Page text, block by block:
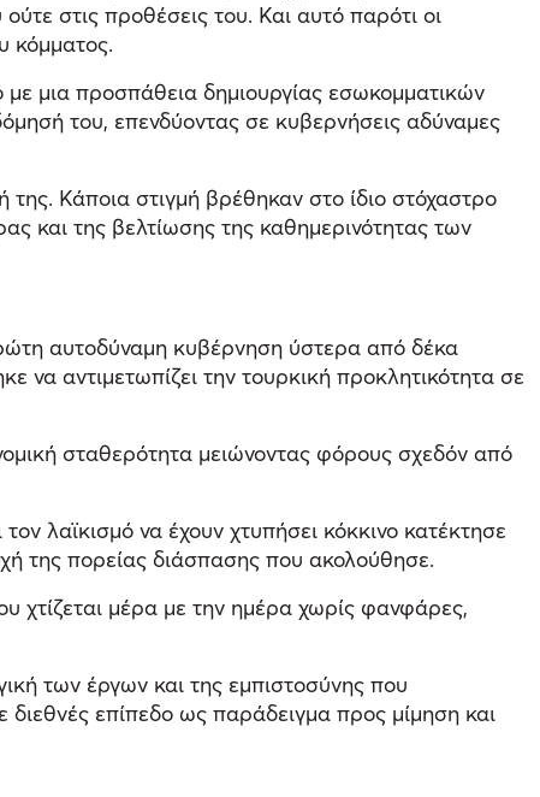
στις προθέσεις του. Και αυτό παρότι οι
κόμματος.
μια προσπάθεια δημιουργίας εσωκομματικών
του, επενδύοντας σε κυβερνήσεις αδύναμες
Κάποια στιγμή βρέθηκαν στο ίδιο στόχαστρο
και της βελτίωσης της καθημερινότητας των
αυτοδύναμη κυβέρνηση ύστερα από δέκα
να αντιμετωπίζει την τουρκική προκλητικότητα σε
σταθερότητα μειώνοντας φόρους σχεδόν από
λαϊκισμό να έχουν χτυπήσει κόκκινο κατέκτησε
της πορείας διάσπασης που ακολούθησε.
χτίζεται μέρα με την ημέρα χωρίς φανφάρες,
των έργων και της εμπιστοσύνης που
επίπεδο ως παράδειγμα προς μίμηση και